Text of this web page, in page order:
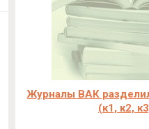
Журналы ВАК
(к1, к2,